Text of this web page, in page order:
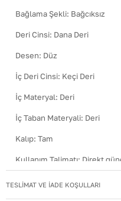
Bağlama Şekli: Bağcıksız
Deri Cinsi: Dana Deri
Desen: Düz
İç Deri Cinsi: Keçi Deri
İç Materyal: Deri
İç Taban Materyali: Deri
Kalıp: Tam
Kullanım Talimatı: Direkt
uzak tutun.
Hakiki Deri
TESLİMAT VE İADE KOŞULLARI